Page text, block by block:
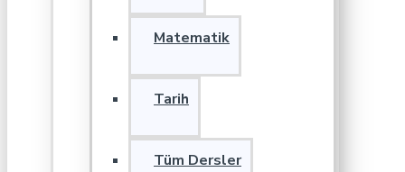
Matematik
Tarih
Tüm Dersler